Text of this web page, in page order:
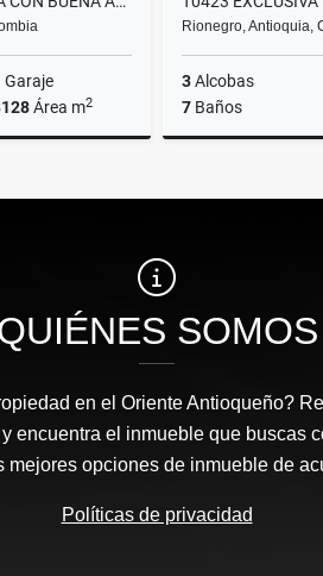
Garaje
Área m2
Rionegro, Antioquia,
3Alcobas
7 Baños
SOMOS
en el Oriente Antioqueño?
encuentra el inmueble que buscas
mejores opciones de inmueble de
Políticas de privacidad